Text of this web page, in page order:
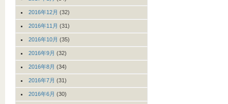
2016年12月 (32)
2016年11月 (31)
2016年10月 (35)
2016年9月 (32)
2016年8月 (34)
2016年7月 (31)
2016年6月 (30)